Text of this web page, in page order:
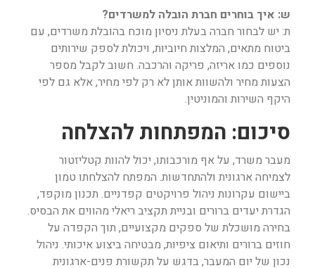
ש: איך בוחרים חברת הובלה למשרדים?
ת: יש לבחור חברה בעלת ניסיון מוכח בהובלת משרדים, עם
ביטוח מתאים, המלצות חיוביות, ויכולת לספק שירותים
נוספים כמו אריזה, פריקה והרכבה. חשוב לקבל מספר
הצעות מחיר ולהשוות אותן לא רק לפי מחיר, אלא גם לפי
היקף השירות והמוניטין.
סיכום: המפתחות להצלחה
מעבר משרד, על אף מורכבותו, יכול להוות קטליזטור
לצמיחה ארגונית ולהתחדשות. המפתח להצלחתו טמון
ביישום עקרונות ניהול פרויקטים קפדניים. תכנון מוקפד,
הגדרת יעדים ברורים ובניית תקציב ריאלי מהווים את הבסיס.
בחירה מושכלת של ספקים מקצועיים, תוך הקפדה על
חוזים ברורים ותיאום ציפיות, מבטיחה ביצוע איכותי. ניהול
נכון של יום המעבר, בדגש על תקשורת פנים-ארגונית